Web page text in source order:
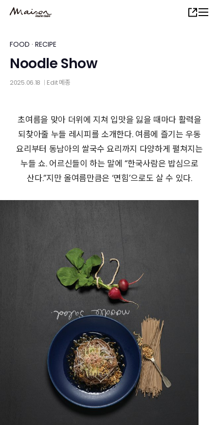
content
Share
FOOD · RECIPE
Noodle Show
2025.06.18 Edit메종
초여름을 맞아 더위에 지쳐 입맛을 잃을 때마다 활력을
되찾아줄 누들 레시피를 소개한다. 여름에 즐기는 우동
요리부터 동남아의 쌀국수 요리까지 다양하게 펼쳐지는
누들 쇼. 어르신들이 하는 말에 “한국사람은 밥심으로
산다.”지만 올여름만큼은 ‘면힘’으로도 살 수 있다.